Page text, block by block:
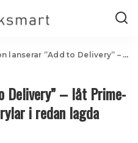
to Delivery” – låt Prime-medlemmar lägga till prylar i redan lagda ordrar
Delivery” – låt Prime-
i redan lagda